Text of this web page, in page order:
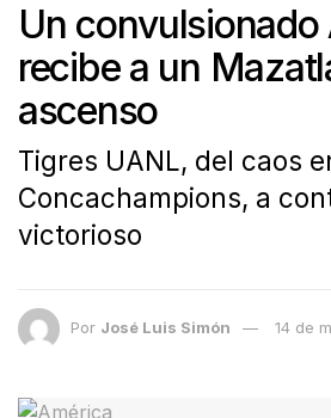
Un convulsionado
recibe a un
ascenso
Tigres UANL, del caos
Concachampions, a
victorioso
Por José Luis Simón 14 de